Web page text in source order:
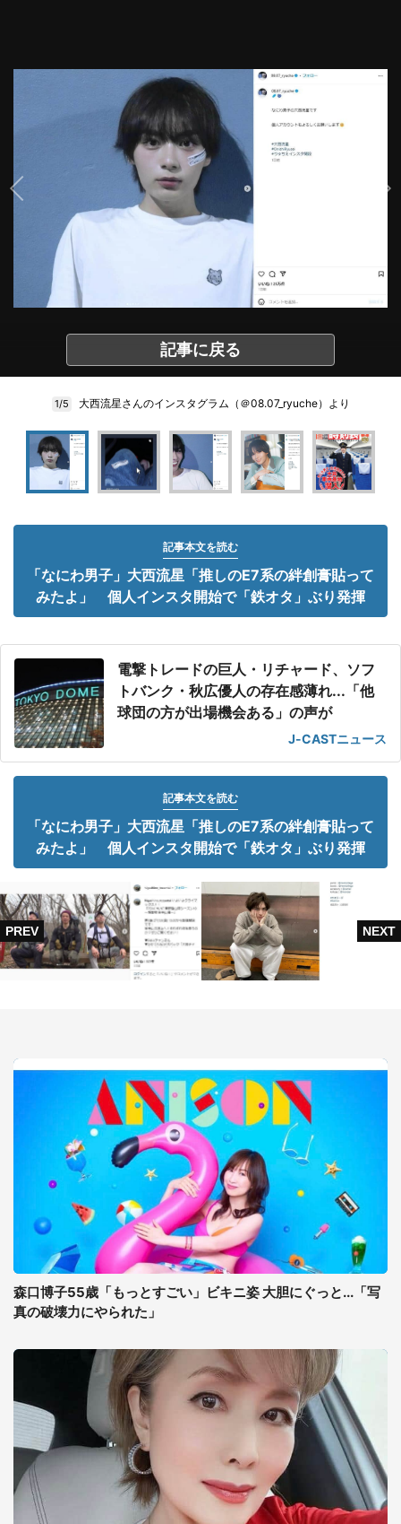
記事に戻る
1/5 大西流星さんのインスタグラム（＠08.07_ryuche）より
記事本文を読む
「なにわ男子」大西流星「推しのE7系の絆創膏貼って
みたよ」 個人インスタ開始で「鉄オタ」ぶり発揮
電撃トレードの巨人・リチャード、ソフ
トバンク・秋広優人の存在感薄れ...「他
球団の方が出場機会ある」の声が
J-CASTニュース
記事本文を読む
「なにわ男子」大西流星「推しのE7系の絆創膏貼って
みたよ」 個人インスタ開始で「鉄オタ」ぶり発揮
森口博子55歳「もっとすごい」ビキニ姿 大胆にぐっと...「写
真の破壊力にやられた」